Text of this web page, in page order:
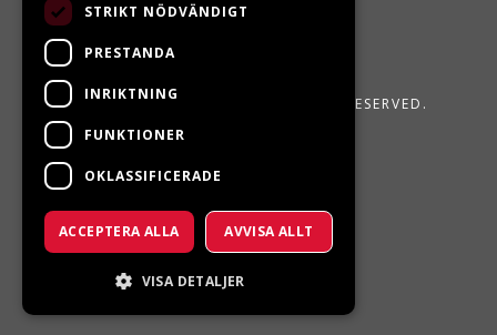
LJUNGBERGS MOTOR 2026. ALL RIGHTS RESERVED.
POWERED BY EMPORI CMS
STRIKT NÖDVÄNDIGT
PRESTANDA
INRIKTNING
FUNKTIONER
OKLASSIFICERADE
ACCEPTERA ALLA AVVISA ALLT
VISA DETALJER